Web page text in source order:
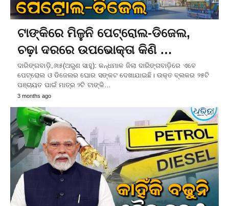
ଟାଙ୍କିରେ ମିଳୁନି ପେଟ୍ରୋଲ-ଡିଜେଲ,
ଚଢ଼ା ଦରରେ ଉପଭୋକ୍ତା କିଣି …
ଦାରିଙ୍ଗବାଡ଼ି,୬ା୫(ଅରୁଣ ସାହୁ): କନ୍ଧମାଳ ଜିଲା ଦାରିଙ୍ଗବାଡ଼ିରେ ଏବେ
ପେଟ୍ରୋଲ ଓ ଡିଜେଲର ଘୋର ସଙ୍କଟ ଦେଖାଯାଇଛି। ଉକ୍ତ ବ୍ଲକର ୨୫ଟି
ପଞ୍ଚାୟତ ପାଇଁ ମାତ୍ର ୨ଟି ଟାଙ୍କି…
3 months ago